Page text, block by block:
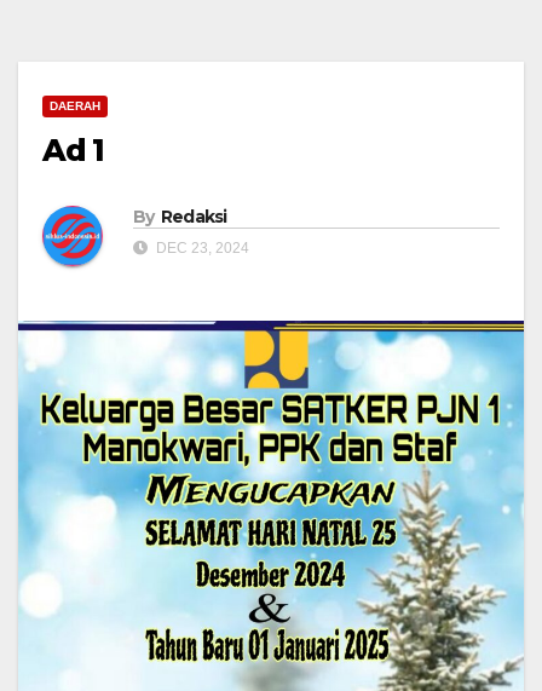
DAERAH
Ad 1
By Redaksi
DEC 23, 2024